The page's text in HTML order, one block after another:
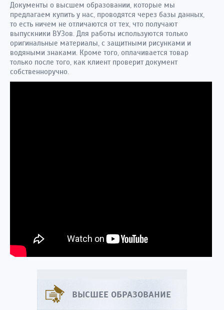
Документы о высшем образовании, которые мы
предлагаем купить у нас, проводятся через базы данных,
то есть ничем не отличаются от тех, что получают
выпускники ВУЗов. Для работы используются только
оригинальные материалы, с защитными рисунками и
водяными знаками. Кроме того, оплачивается товар
только после того, как клиент проверит документ
собственноручно.
ВЫСШЕЕ ОБРАЗОВАНИЕ